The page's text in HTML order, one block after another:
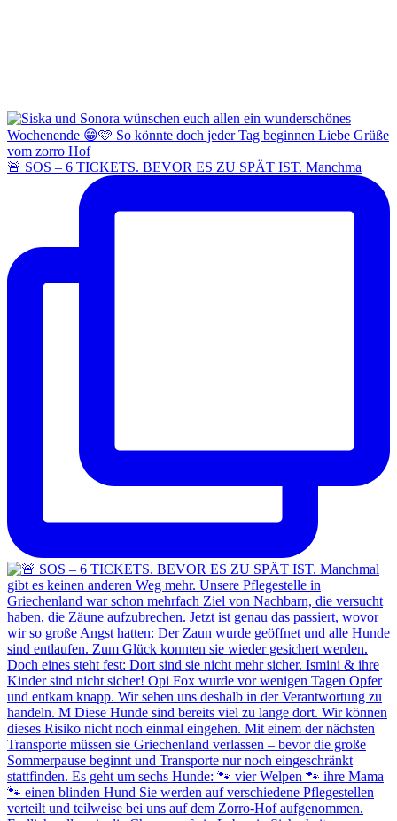
🚨 SOS – 6 TICKETS. BEVOR ES ZU SPÄT IST. Manchma